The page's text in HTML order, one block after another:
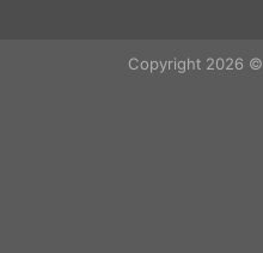
Copyright 2026 ©